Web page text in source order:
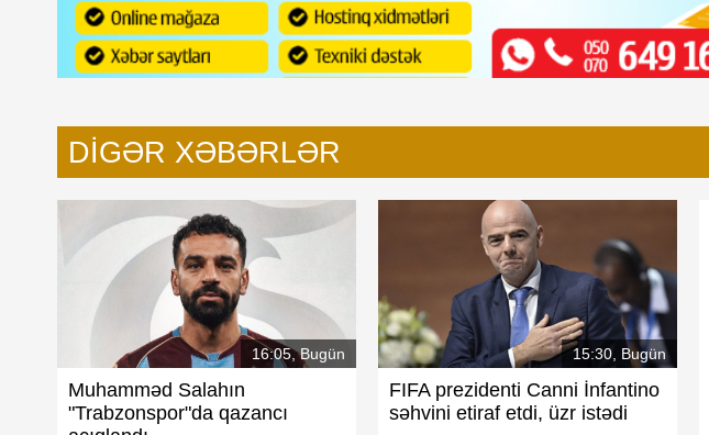
DIGƏR XƏBƏRLƏR
16:05, Bugün
Muhamməd Salahın
"Trabzonspor"da qazancı
15:30, Bugün
FIFA prezidenti Canni İnfantino
səhvini etiraf etdi, üzr istədi